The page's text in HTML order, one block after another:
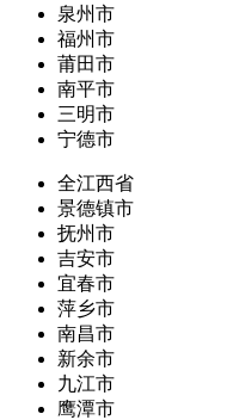
泉州市
福州市
莆田市
南平市
三明市
宁德市
全江西省
景德镇市
抚州市
吉安市
宜春市
萍乡市
南昌市
新余市
九江市
鹰潭市